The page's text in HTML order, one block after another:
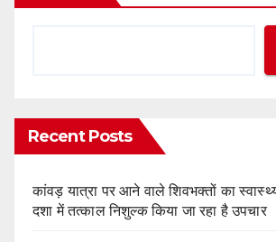
Recent Posts
कांवड़ यात्रा पर आने वाले शिवभक्तों का
दशा में तत्काल निशुल्क किया जा रहा है उपचार